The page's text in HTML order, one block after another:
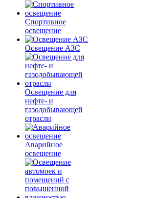
Спортивное
освещение
Освещение АЗС
Освещение для
нефте- и
газодобывающей
отрасли
Аварийное
освещение